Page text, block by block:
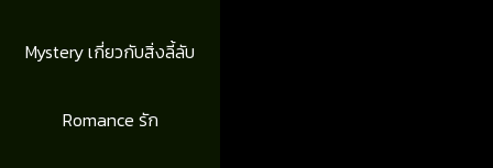
Mystery เกี่ยวกับสิ่งลี้ลับ
Romance รัก